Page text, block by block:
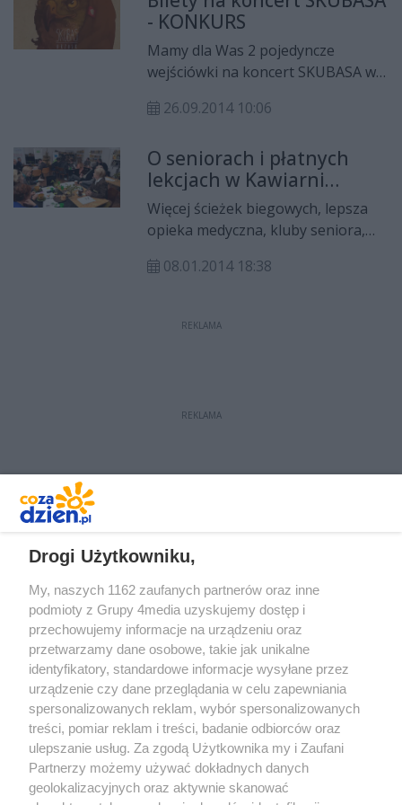
koncertu.
- KONKURS
Mamy dla Was 2 pojedyncze
wejściówki na koncert SKUBASA w
niedzielę, 28 września w Czytelni
Skłodowskiej 4. Start o godzinie
20.00.
26.09.2014 10:06
O seniorach i płatnych
lekcjach w Kawiarni
Obywatelskiej
Więcej ścieżek biegowych, lepsza
opieka medyczna, kluby seniora,
szkołach - to tylko niektóre
08.01.2014 18:38
REKLAMA
REKLAMA
Redakcja Reklama Prywatność
Praca Łódź
the:protocol
Drogi Użytkowniku,
My, naszych 1162 zaufanych partnerów oraz inne
podmioty z Grupy 4media uzyskujemy dostęp i
przechowujemy informacje na urządzeniu oraz
przetwarzamy dane osobowe, takie jak unikalne
identyfikatory, standardowe informacje wysyłane przez
urządzenie czy dane przeglądania w celu zapewniania
spersonalizowanych reklam, wybór spersonalizowanych
treści, pomiar reklam i treści, badanie odbiorców oraz
ulepszanie usług. Za zgodą Użytkownika my i Zaufani
Partnerzy możemy używać dokładnych danych
geolokalizacyjnych oraz aktywnie skanować